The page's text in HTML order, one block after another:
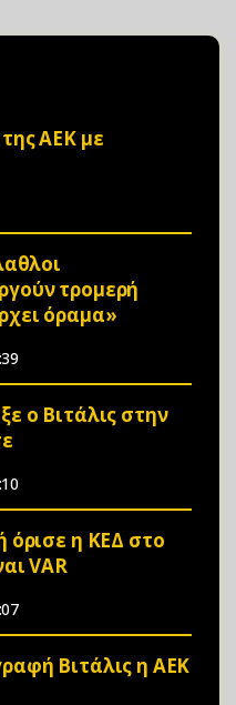
ΑΕΚ με
τρομερή
όραμα»
ο Βιτάλις στην
όρισε η ΚΕΔ στο
VAR
Βιτάλις η ΑΕΚ